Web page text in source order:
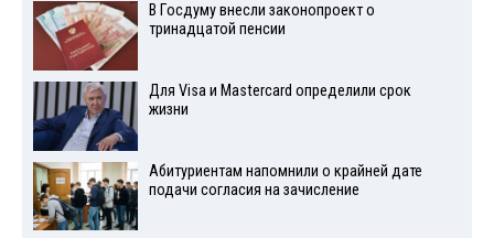
В Госдуму внесли законопроект о
тринадцатой пенсии
Для Visа и Mastercard определили срок
жизни
Абитуриентам напомнили о крайней дате
подачи согласия на зачисление